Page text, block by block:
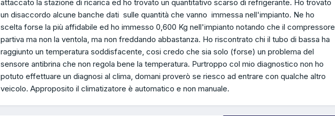
attaccato la stazione di ricarica ed ho trovato un quantitativo scarso di refrigerante. Ho trovato
un disaccordo alcune banche dati sulle quantità che vanno immessa nell'impianto. Ne ho
scelta forse la più affidabile ed ho immesso 0,600 Kg nell'impianto notando che il compressore
partiva ma non la ventola, ma non freddando abbastanza. Ho riscontrato chi il tubo di bassa ha
raggiunto un temperatura soddisfacente, cosi credo che sia solo (forse) un problema del
sensore antibrina che non regola bene la temperatura. Purtroppo col mio diagnostico non ho
potuto effettuare un diagnosi al clima, domani proverò se riesco ad entrare con qualche altro
veicolo. Approposito il climatizatore è automatico e non manuale.